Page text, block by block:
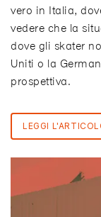
vero in Italia,
vedere che la
dove gli skater
Uniti o la
prospettiva.
LEGGI